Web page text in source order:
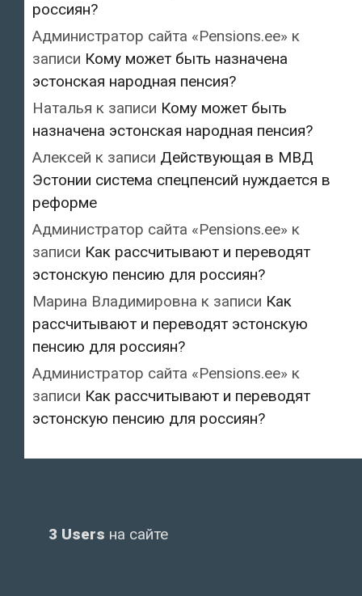
россиян?
Администратор сайта «Pensions.ee» к
записи Кому может быть назначена
эстонская народная пенсия?
Наталья к записи Кому может быть
назначена эстонская народная пенсия?
Алексей к записи Действующая в МВД
Эстонии система спецпенсий нуждается в
реформе
Администратор сайта «Pensions.ee» к
записи Как рассчитывают и переводят
эстонскую пенсию для россиян?
Марина Владимировна к записи Как
рассчитывают и переводят эстонскую
пенсию для россиян?
Администратор сайта «Pensions.ee» к
записи Как рассчитывают и переводят
эстонскую пенсию для россиян?
3 Users на сайте